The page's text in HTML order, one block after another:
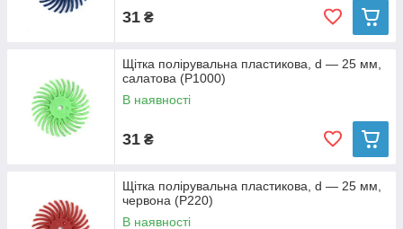
31 ₴
Щітка полірувальна пластикова, d — 25 мм,
салатова (P1000)
В наявності
31 ₴
Щітка полірувальна пластикова, d — 25 мм,
червона (P220)
В наявності